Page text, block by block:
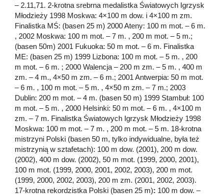
– 2.11,71. 2-krotna srebrna medalistka Światowych Igrzysk
Młodzieży 1998 Moskwa: 4×100 m dow. i 4×100 m zm.
Finalistka MŚ: (basen 25 m) 2000 Ateny: 100 m mot. – 6 m.
, 2002 Moskwa: 100 m mot. – 7 m. , 200 m mot. – 5 m.;
(basen 50m) 2001 Fukuoka: 50 m mot. – 6 m. Finalistka
ME: (basen 25 m) 1999 Lizbona: 100 m mot. – 5 m. , 200
m mot. – 6 m. ; 2000 Walencja – 200 m zm. – 5 m. , 400 m
zm. – 4 m., 4×50 m zm. – 6 m.; 2001 Antwerpia: 50 m mot.
– 6 m. , 100 m mot. – 5 m. , 4×50 m zm. – 7 m.; 2003
Dublin: 200 m mot. – 4 m. (basen 50 m) 1999 Stambuł: 100
m mot. – 5 m. , 2000 Helsinki: 50 m mot. – 6 m. , 4×100 m
zm. – 7 m. Finalistka Światowych Igrzysk Młodzieży 1998
Moskwa: 100 m mot. – 7 m. , 200 m mot. – 5 m. 18-krotna
mistrzyni Polski (basen 50 m, tylko indywidualne, była też
mistrzynią w sztafetach): 100 m dow. (2001), 200 m dow.
(2002), 400 m dow. (2002), 50 m mot. (1999, 2000, 2001),
100 m mot. (1999, 2000, 2001, 2002, 2003), 200 m mot.
(1999, 2000, 2002, 2003), 200 m zm. (2001, 2002, 2003).
17-krotna rekordzistka Polski (basen 25 m): 100 m dow. –